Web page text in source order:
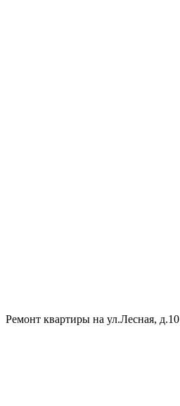
Ремонт квартиры на ул.Лесная, д.10